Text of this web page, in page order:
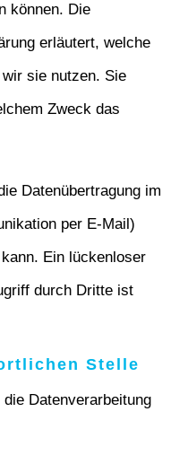
können. Die
erläutert, welche
sie nutzen. Sie
Zweck das
Datenübertragung im
per E-Mail)
Ein lückenloser
durch Dritte ist
Stelle
Datenverarbeitung